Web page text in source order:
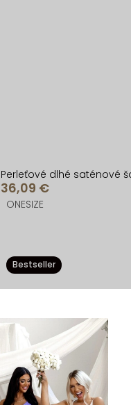
Perleťové dlhé saténové
36,09 €
ONESIZE
Bestseller